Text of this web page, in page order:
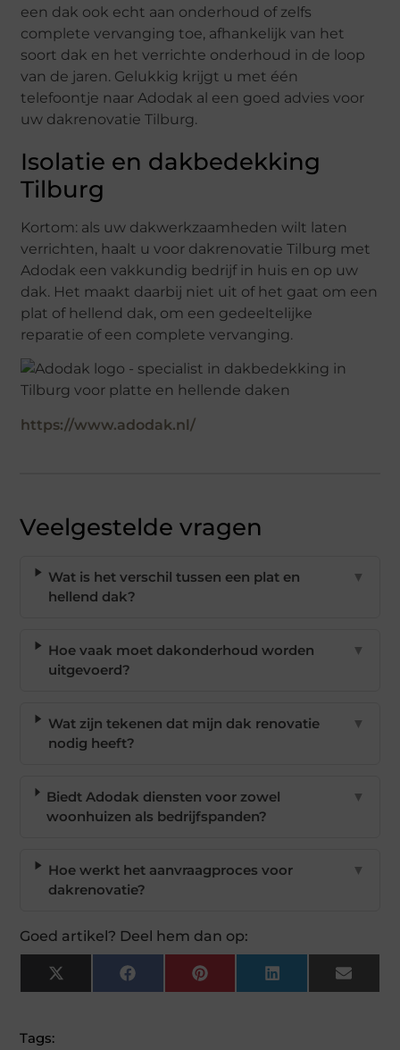
een dak ook echt aan onderhoud of zelfs
complete vervanging toe, afhankelijk van het
soort dak en het verrichte onderhoud in de loop
van de jaren. Gelukkig krijgt u met één
telefoontje naar Adodak al een goed advies voor
uw dakrenovatie Tilburg.
Isolatie en dakbedekking
Tilburg
Kortom: als uw dakwerkzaamheden wilt laten
verrichten, haalt u voor dakrenovatie Tilburg met
Adodak een vakkundig bedrijf in huis en op uw
dak. Het maakt daarbij niet uit of het gaat om een
plat of hellend dak, om een gedeeltelijke
reparatie of een complete vervanging.
https://www.adodak.nl/
Veelgestelde vragen
Wat is het verschil tussen een plat en
hellend dak?
▼
Hoe vaak moet dakonderhoud worden
uitgevoerd?
▼
Wat zijn tekenen dat mijn dak renovatie
nodig heeft?
▼
Biedt Adodak diensten voor zowel
woonhuizen als bedrijfspanden?
▼
Hoe werkt het aanvraagproces voor
dakrenovatie?
▼
Goed artikel? Deel hem dan op:
X
(Twitter)
FacebookPinterest LinkedIn Email
Tags: